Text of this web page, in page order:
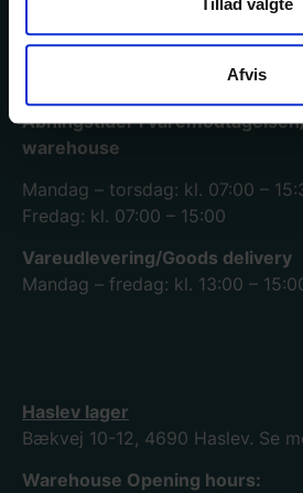
Tillad valgte
Afvis
Køge lager og hovedkontor
Mimersvej 4, 4600 Køge.
Åbningstider i
warehouse
Mandag – torsdag: kl. 07:00 –
Fredag: kl. 07:00 – 15:00
Vareudlevering/Goods delivery
Mandag – fredag: kl. 13:00 –
Haslev lager
Bækvej 10-12, 4690 Haslev. Se
Warehouse Opening hours: